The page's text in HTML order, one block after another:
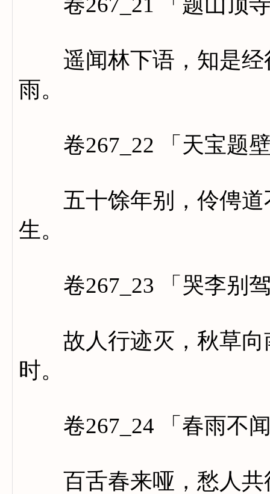
遥闻林下语，知是经
雨。
卷267_22 「天宝题
五十馀年别，伶俜道
生。
卷267_23 「哭李别
故人行迹灭，秋草向
时。
卷267_24 「春雨不闻
百舌春来哑，愁人共